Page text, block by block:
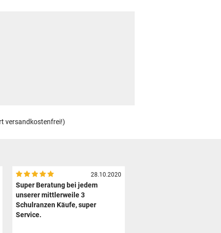
versandkostenfrei!)
28.10.2020
Super Beratung bei jedem
unserer mittlerweile 3
Schulranzen Käufe, super
Service.